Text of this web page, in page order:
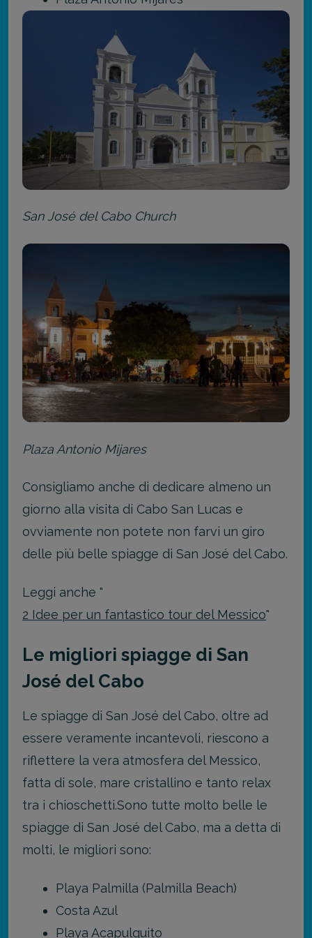
San José del Cabo Church
Plaza Antonio Mijares
Consigliamo anche di dedicare almeno un
giorno alla visita di Cabo San Lucas e
ovviamente non potete non farvi un giro
delle più belle spiagge di San José del Cabo.
Leggi anche "
2 Idee per un fantastico tour del Messico"
Le migliori spiagge di San
José del Cabo
Le spiagge di San José del Cabo, oltre ad
essere veramente incantevoli, riescono a
riflettere la vera atmosfera del Messico,
fatta di sole, mare cristallino e tanto relax
tra i chioschetti.Sono tutte molto belle le
spiagge di San José del Cabo, ma a detta di
molti, le migliori sono:
Playa Palmilla (Palmilla Beach)
Costa Azul
Playa Acapulquito